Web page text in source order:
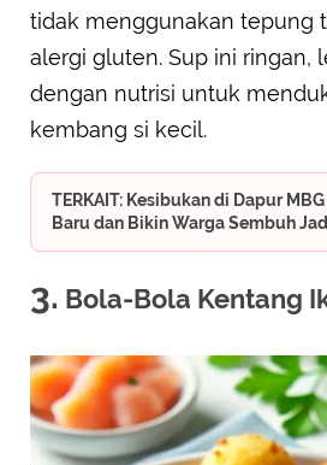
tidak menggunakan tepung
alergi gluten. Sup ini ringan,
dengan nutrisi untuk
kembang si kecil.
TERKAIT: Kesibukan di Dapur
Baru dan Bikin Warga Sembuh
3. Bola-Bola Kentang